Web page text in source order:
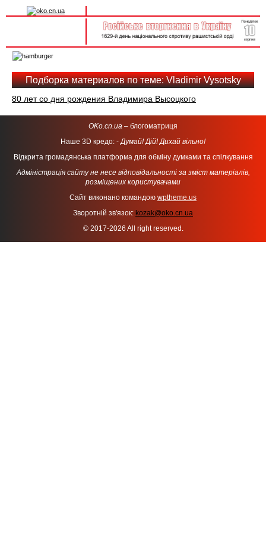
navigation
Подборка материалов по теме: Vladimir Vysotsky
80 лет со дня рождения Владимира Высоцкого
OKo.cn.ua – блогоматриця
Наше 3D кредо: -Думай! Дій! Дихай вільно!
Відкрита громадянська платформа для обміну думками та спілкування
Адміністрація сайту не несе відповідальності за зміст матеріалів,
розміщених користувачами
Сайт виконано командою wptheme.us
Зворотній зв'язок: kozak@oko.cn.ua
© 2017-2026 All right reserved.